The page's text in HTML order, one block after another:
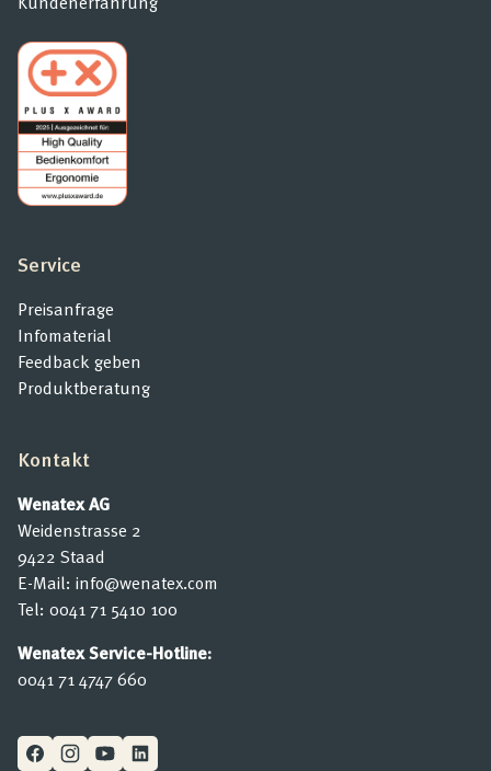
Service
Preisanfrage
Infomaterial
Feedback geben
Produktberatung
Kontakt
Wenatex AG
Weidenstrasse 2
9422 Staad
E-Mail: info@wenatex.com
Tel: 0041 71 5410 100
Wenatex Service-Hotline:
0041 71 4747 660